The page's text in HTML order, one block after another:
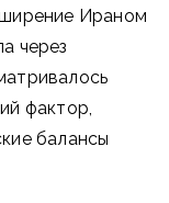
Ираном
через
фактор,
балансы